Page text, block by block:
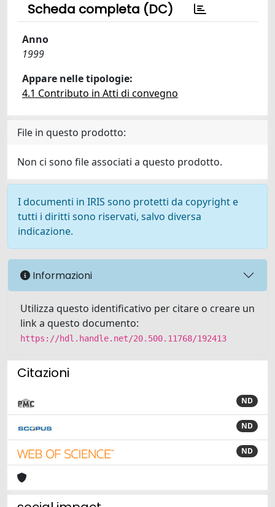
Scheda completa (DC)
Anno
1999
Appare nelle tipologie:
4.1 Contributo in Atti di convegno
File in questo prodotto:
Non ci sono file associati a questo prodotto.
I documenti in IRIS sono protetti da copyright e
tutti i diritti sono riservati, salvo diversa
indicazione.
Informazioni
Utilizza questo identificativo per citare o creare un
link a questo documento:
https://hdl.handle.net/20.500.11768/192413
Citazioni
ND
ND
ND